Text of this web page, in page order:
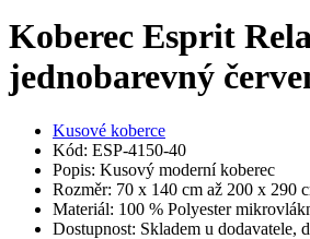
Koberec Esprit
jednobarevný
Kusové koberce
Kód: ESP-4150-40
Popis: Kusový moderní koberec
Rozměr: 70 x 140 cm až 200 x 290
Materiál: 100 % Polyester
Dostupnost: Skladem u dodavatele,